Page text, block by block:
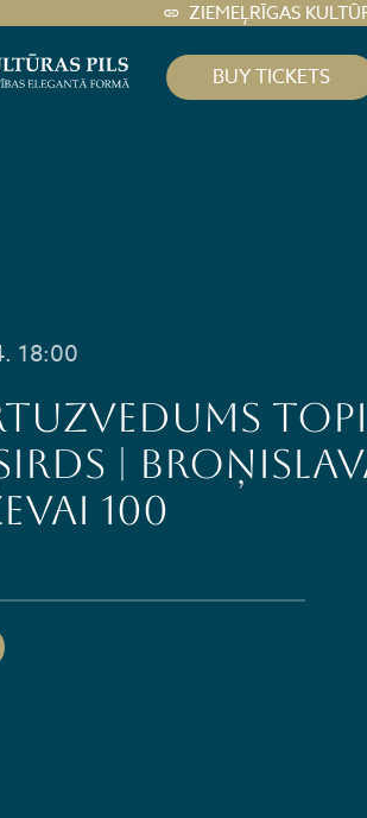
ZIEMEĻRĪGAS
BUY TICKETS
18:00
TOPI
SIRDS |
100